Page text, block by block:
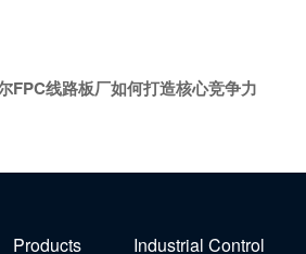
FPC线路板厂如何打造核心竞争力
Products Industrial Control